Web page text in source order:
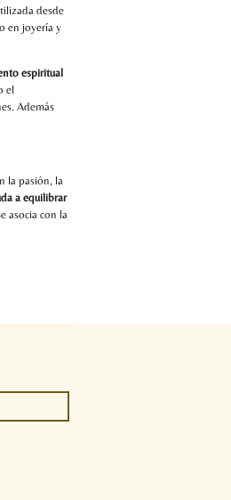
desde
en joyería y
espiritual
el
Además
la pasión, la
a equilibrar
asocia con la